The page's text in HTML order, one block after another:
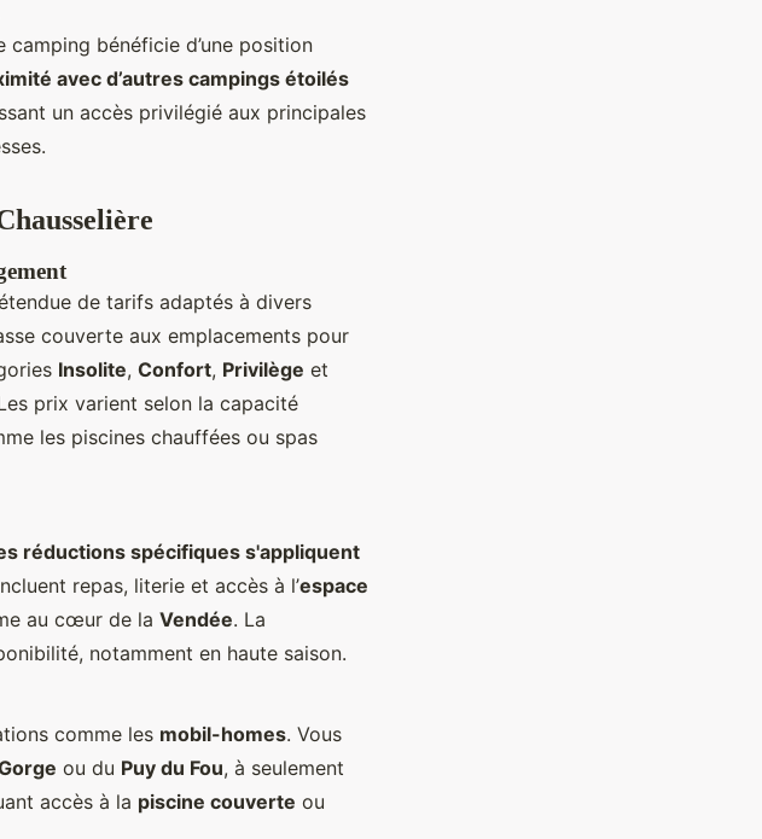
camping bénéficie d’une position
avec d’autres campings étoilés
un accès privilégié aux principales
de tarifs adaptés à divers
couverte aux emplacements pour
Insolite, Confort, Privilège et
prix varient selon la capacité
les piscines chauffées ou spas
réductions spécifiques s'appliquent
repas, literie et accès à l’espace
au cœur de la Vendée. La
notamment en haute saison.
comme les mobil-homes. Vous
ou du Puy du Fou, à seulement
accès à la piscine couverte ou